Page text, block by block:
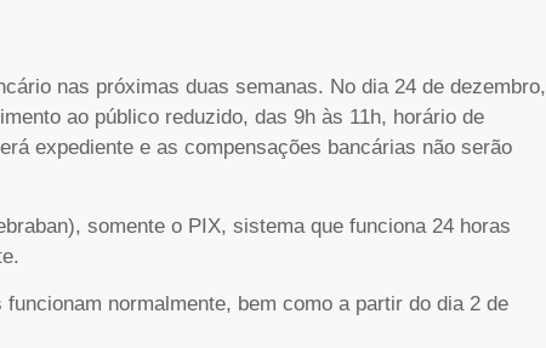
nas próximas duas semanas. No dia 24 de dezembro,
ao público reduzido, das 9h às 11h, horário de
expediente e as compensações bancárias não serão
somente o PIX, sistema que funciona 24 horas
normalmente, bem como a partir do dia 2 de